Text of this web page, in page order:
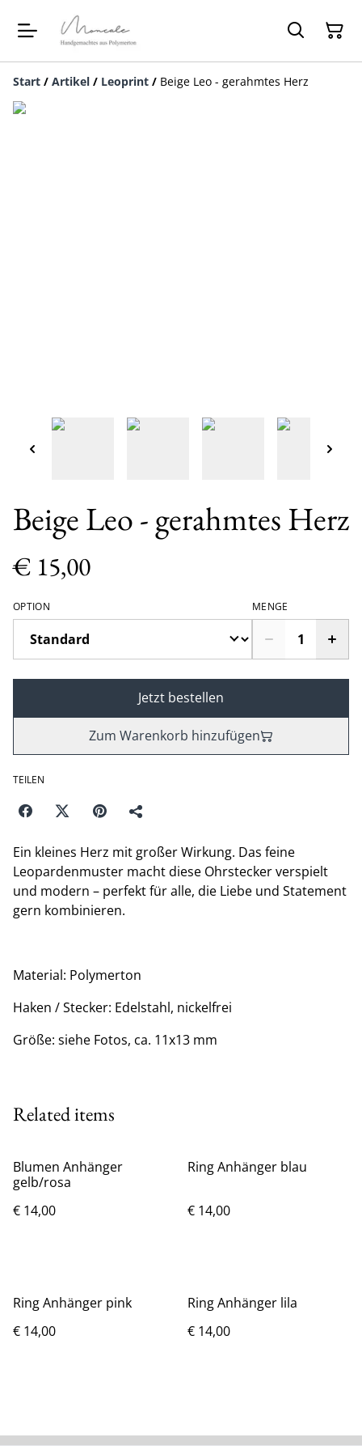
Start / Artikel / Leoprint / Beige Leo - gerahmtes Herz
Beige Leo - gerahmtes Herz
€ 15,00
OPTION MENGE
Jetzt bestellen
Zum Warenkorb hinzufügen
TEILEN
Ein kleines Herz mit großer Wirkung. Das feine
Leopardenmuster macht diese Ohrstecker verspielt
und modern – perfekt für alle, die Liebe und Statement
gern kombinieren.
Material: Polymerton
Haken / Stecker: Edelstahl, nickelfrei
Größe: siehe Fotos, ca. 11x13 mm
Related items
Blumen Anhänger
gelb/rosa
€ 14,00
Ring Anhänger blau
€ 14,00
Ring Anhänger pink
€ 14,00
Ring Anhänger lila
€ 14,00